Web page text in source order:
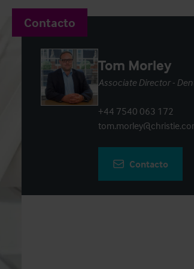
Contacto
Tom Morley
Associate Director -
+44 7540 063 172
Contacto